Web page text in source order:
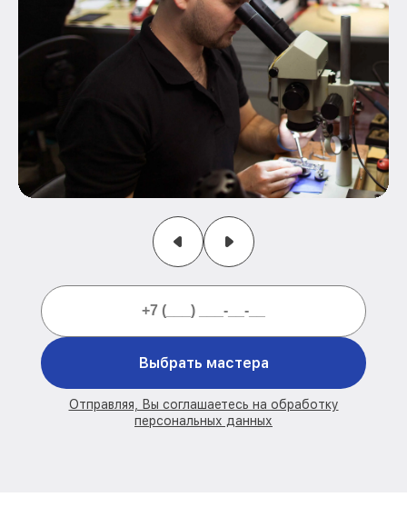
Выбрать мастера
Отправляя, Вы соглашаетесь на обработку
персональных данных